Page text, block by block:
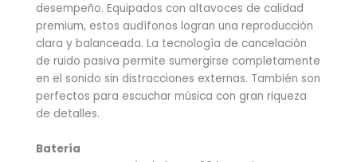
desempeño. Equipados con altavoces de calidad
premium, estos audífonos logran una reproducción
clara y balanceada. La tecnología de cancelación
de ruido pasiva permite sumergirse completamente
en el sonido sin distracciones externas. También son
perfectos para escuchar música con gran riqueza
de detalles.
Batería